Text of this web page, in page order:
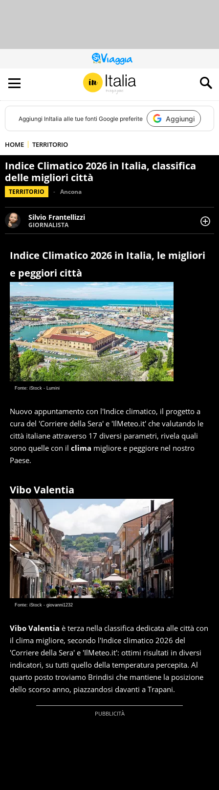
QUESTO
SITO
CONTRIBUISCE
ALL’AUDIENCE
DI
Aggiungi InItalia alle tue fonti Google preferite Aggiungi
HOME TERRITORIO
Indice Climatico 2026 in Italia, classifica
delle migliori città
TERRITORIO Ancona
Silvio Frantellizzi
GIORNALISTA
Giornalista pubblicista. Da oltre dieci anni si occupa di
cronaca, motori, spettacolo e videogame.
Indice Climatico 2026 in Italia, le migliori
e peggiori città
Fonte: iStock - Lumini
Nuovo appuntamento con l'Indice climatico, il progetto a
cura del 'Corriere della Sera' e 'IlMeteo.it' che valutando le
città italiane attraverso 17 diversi parametri, rivela quali
sono quelle con il clima migliore e peggiore nel nostro
Paese.
Vibo Valentia
Fonte: iStock - giovanni1232
Vibo Valentia è terza nella classifica dedicata alle città con
il clima migliore, secondo l'Indice climatico 2026 del
'Corriere della Sera' e 'IlMeteo.it': ottimi risultati in diversi
indicatori, su tutti quello della temperatura percepita. Al
quarto posto troviamo Brindisi che mantiene la posizione
dello scorso anno, piazzandosi davanti a Trapani.